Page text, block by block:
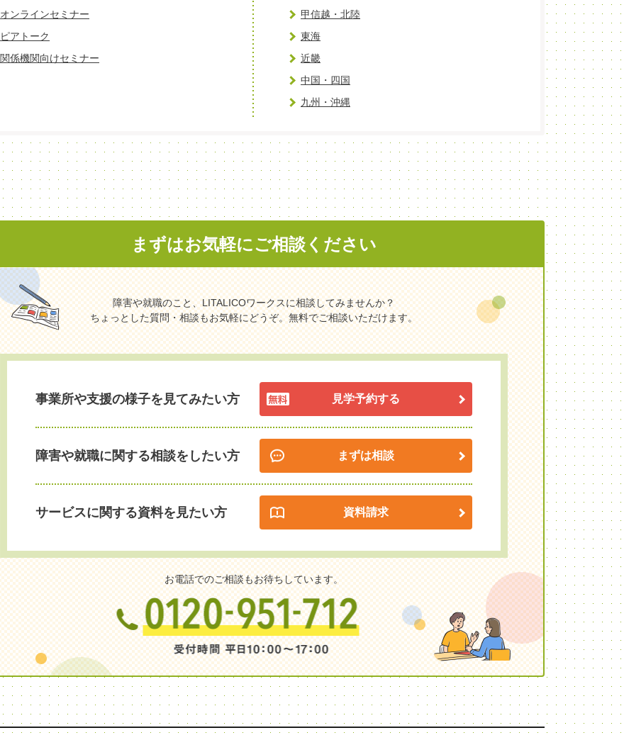
オンラインセミナー
ピアトーク
関係機関向けセミナー
甲信越・北陸
東海
近畿
中国・四国
九州・沖縄
まずはお気軽にご相談ください
障害や就職のこと、LITALICOワークスに相談してみませんか？
ちょっとした質問・相談もお気軽にどうぞ。無料でご相談いただけます。
事業所や支援の様子を見てみたい方 見学予約する
障害や就職に関する相談をしたい方 まずは相談
サービスに関する資料を見たい方 資料請求
お電話でのご相談もお待ちしています。